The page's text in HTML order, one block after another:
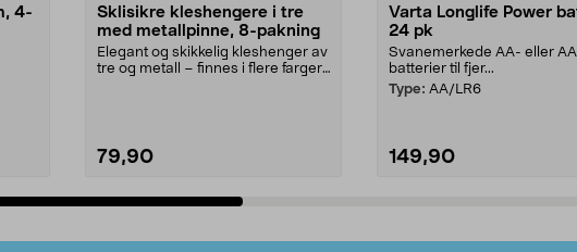
4-
Sklisikre kleshengere i tre
med metallpinne, 8-pakning
Elegant og skikkelig kleshenger av
tre og metall – finnes i flere farger.
79,90
Varta Longlife Power
24 pk
Svanemerkede AA- eller
batterier til fjer...
Type: AA/LR6
149,90